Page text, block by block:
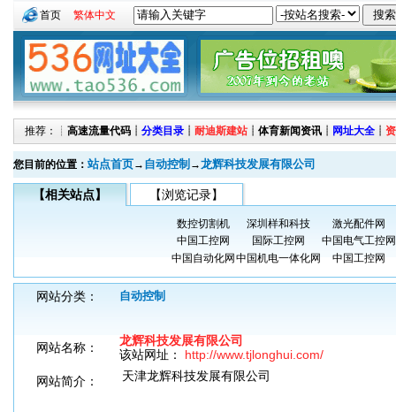
首页 繁体中文
推荐：┊ 高速流量代码 ┊ 分类目录 ┊ 耐迪斯建站 ┊ 体育新闻资讯 ┊ 网址大全 ┊
您目前的位置： 站点首页→ 自动控制 →龙辉科技发展有限公司
【相关站点】 【浏览记录】
数控切割机 深圳样和科技
激光配件网
中国工控网
国际工控网
中国电气工控网
中国自动化网 中国机电一体化网 中国工控网
网站分类： 自动控制
网站名称：
龙辉科技发展有限公司
该站网址： http://www.tjlonghui.com/
网站简介：
天津龙辉科技发展有限公司